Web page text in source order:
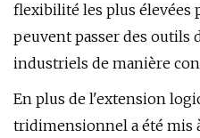
flexibilité les plus élevées
peuvent passer des outils
industriels de manière
En plus de l'extension
tridimensionnel a été mis